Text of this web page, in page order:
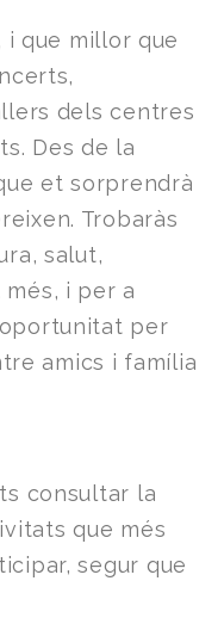
i que millor que
dels centres
Des de la
et sorprendrà
Trobaràs
salut,
i per a
per
amics i família
consultar la
que més
segur que